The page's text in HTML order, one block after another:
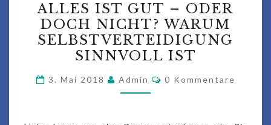
IST
GUT
–
ODER
DOCH
NICHT?
ALLES IST GUT – ODER
DOCH NICHT? WARUM
SELBSTVERTEIDIGUNG
SINNVOLL IST
3. Mai 2018 Admin Kommentare
0 Kommentare